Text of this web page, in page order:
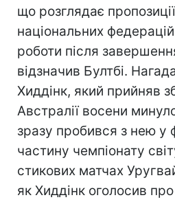
що розглядає
національних
роботи після
відзначив Бултбі.
Хиддінк, який прийняв
Австралії восени
зразу пробився з нею у
частину чемпіонату
стикових матчах
як Хиддінк оголосив